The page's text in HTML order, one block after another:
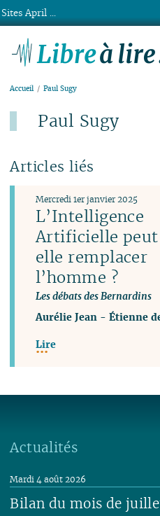
Accueil Paul Sugy
Paul Sugy
Articles liés
L’Intelligence
Artificielle
elle remplacer
l’homme ?
Les débats des Bernardins
Mercredi 1er janvier 2025
Aurélie Jean -Étienne
Lire
Actualités
Bilan du mois de
Mardi 4 août 2026
Sites April ...